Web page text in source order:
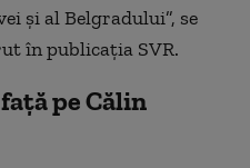
și al Belgradului”, se
în publicația SVR.
pe Călin